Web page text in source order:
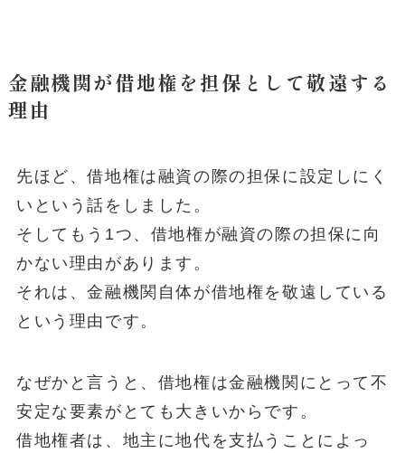
金融機関が借地権を担保として敬遠する
理由
先ほど、借地権は融資の際の担保に設定しにく
いという話をしました。
そしてもう1つ、借地権が融資の際の担保に向
かない理由があります。
それは、金融機関自体が借地権を敬遠している
という理由です。
なぜかと言うと、借地権は金融機関にとって不
安定な要素がとても大きいからです。
借地権者は、地主に地代を支払うことによっ